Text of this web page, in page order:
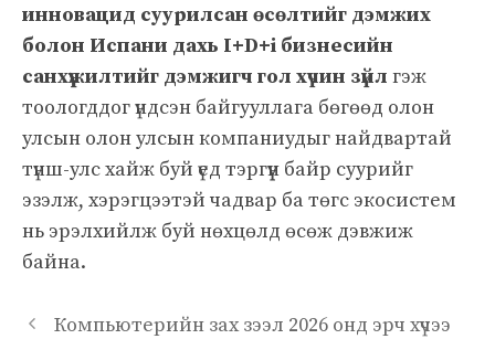
инновацид суурилсан өсөлтийг дэмжих
болон Испани дахь I+D+i бизнесийн
санхүүжилтийг дэмжигч гол хүчин зүйл гэж
тоологддог үндсэн байгууллага бөгөөд олон
улсын олон улсын компаниудыг найдвартай
түнш-улс хайж буй үед тэргүүн байр суурийг
эзэлж, хэрэгцээтэй чадвар ба төгс экосистем
нь эрэлхийлж буй нөхцөлд өсөж дэвжиж
байна.
Компьютерийн зах зээл 2026 онд эрч хүчээ